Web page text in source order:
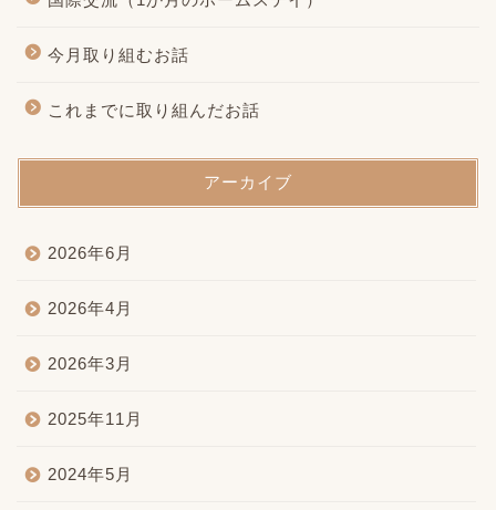
今月取り組むお話
これまでに取り組んだお話
アーカイブ
2026年6月
2026年4月
2026年3月
2025年11月
2024年5月